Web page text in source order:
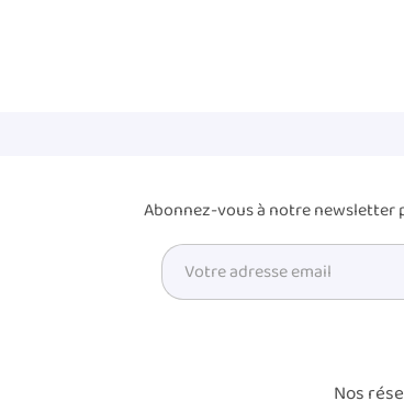
Abonnez-vous à notre
Nos